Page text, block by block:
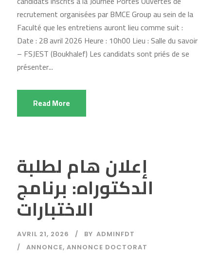
recrutement organisées par BMCE Group au sein de la
Faculté que les entretiens auront lieu comme suit :
Date : 28 avril 2026 Heure : 10h00 Lieu : Salle du savoir
– FSJEST (Boukhalef) Les candidats sont priés de se
présenter...
Read More
إعلان هام لطلبة
الدكتوراه: برنامج
الاختبارات
AVRIL 21, 2026 BY ADMINFDT
ANNONCE, ANNONCE DOCTORAT